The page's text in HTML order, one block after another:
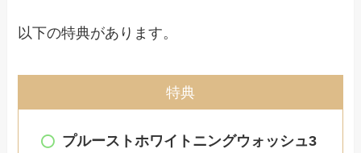
以下の特典があります。
特典
プルーストホワイトニングウォッシュ3